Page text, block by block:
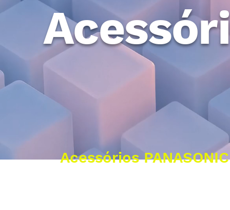
Acessórios PANASONIC